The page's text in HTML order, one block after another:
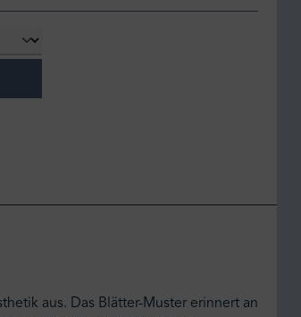
aus. Das Blätter-Muster erinnert an